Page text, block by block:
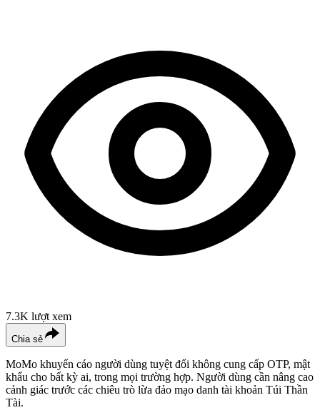
7.3K lượt xem
Chia sẻ
MoMo khuyến cáo người dùng tuyệt đối không cung cấp OTP, mật
khẩu cho bất kỳ ai, trong mọi trường hợp. Người dùng cần nâng cao
cảnh giác trước các chiêu trò lừa đảo mạo danh tài khoản Túi Thần
Tài.